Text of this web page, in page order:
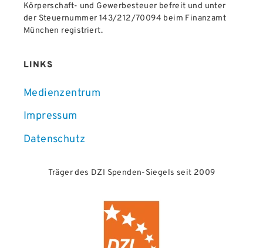
Körperschaft- und Gewerbesteuer befreit und unter
der Steuernummer 143/212/70094 beim Finanzamt
München registriert.
LINKS
Medienzentrum
Impressum
Datenschutz
Träger des DZI Spenden-Siegels seit 2009